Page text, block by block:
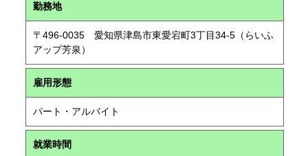
勤務地
〒496-0035 愛知県津島市東愛宕町3丁目34-5（らいふ
アップ芳泉）
雇用形態
パート・アルバイト
就業時間